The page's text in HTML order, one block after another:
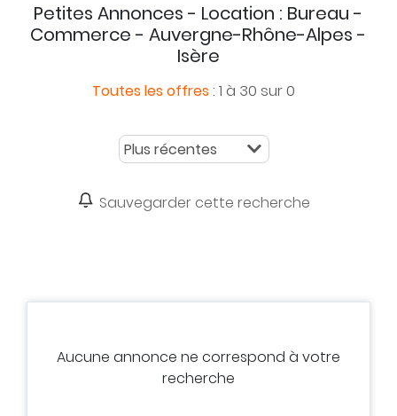
Petites Annonces - Location : Bureau -
Commerce - Auvergne-Rhône-Alpes -
Isère
Toutes les offres:1 à 30 sur 0
Sauvegarder cette recherche
Aucune annonce ne correspond à votre
recherche